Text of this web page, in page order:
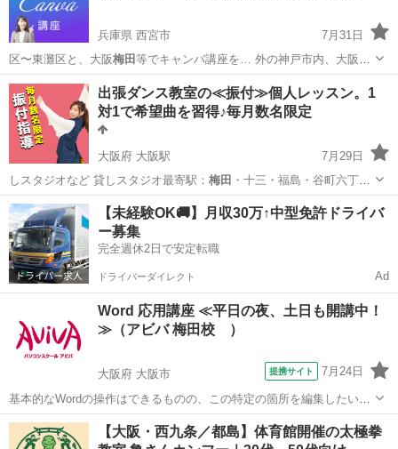
兵庫県 西宮市
7月31日
区〜東灘区と、大阪梅田 等でキャンバ講座を… 外の神戸市内、大阪 梅
田は交通費を頂戴でき…
兵庫 西宮市 ホームページ作成 チラシ
出張ダンス教室の≪振付≫個人レッスン。1
対1で希望曲を習得♪毎月数名限定
大阪府 大阪駅
7月29日
しスタジオなど 貸しスタジオ最寄駅： 梅田 ・十三・福島・谷町六丁
目・心斎橋など …
大阪 大阪市 大阪駅 ヒップホップ 振付
【未経験OK🚚】月収30万↑中型免許ドライバ
ー募集
完全週休2日で安定転職
ドライバーダイレクト Ad
Word 応用講座 ≪平日の夜、土日も開講中！
≫（アビバ 梅田校 ）
大阪府 大阪市 提携サイト 7月24日
基本的なWordの操作はできるものの、この特定の箇所を編集したい
等、より見栄え良く、効率良く文書作成する方法を学ぶ講座です。長
く使うソフトだからこそ、効率良い編集方法はとても重要です。 ■学
大阪 大阪市 ワード
【大阪・西九条／都島】体育館開催の太極拳